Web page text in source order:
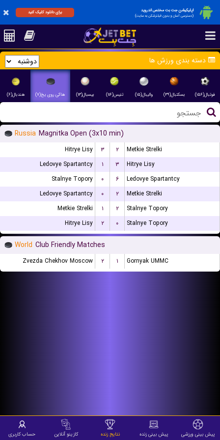
اپلیکیشن جت بت مختص اندروید
(دسترسی آسان و بدون فیلترشکن به سایت)
برای دانلود کلیک کنید
دسته بندی ورزش ها
فوتبال(۱۵۶) بسکتبال(۳۹) والیبال(۱۵) تنیس(۱۱۶) بیسبال(۱۳) هاکی روی یخ(۷) هندبال(۶)
Russia Magnitka Open (3x10 min)
Hitrye Lisy ۳ ۲
Metkie Strelki
Ledovye Spartantcy
۱ ۳
Hitrye Lisy
Stalnye Topory
۰ ۶
Ledovye Spartantcy
Ledovye Spartantcy
۰ ۲
Metkie Strelki
Metkie Strelki
۱ ۲
Stalnye Topory
Hitrye Lisy
۲ ۰ Stalnye Topory
World Club Friendly Matches
Zvezda Chekhov Moscow ۲ ۱ Gornyak UMMC
پیش بینی ورزشی پیش بینی زنده نتایج زنده کازینو آنلاین حساب کاربری